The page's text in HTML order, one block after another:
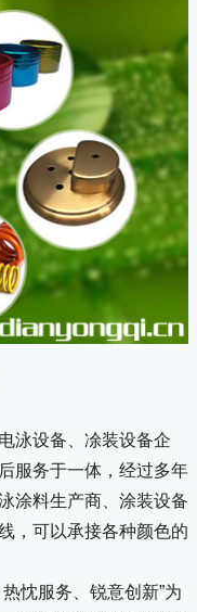
泳设备、凃装设备企
服务于一体，经过多年
涂料生产商、涂装设备
，可以承接各种颜色的
忱服务、锐意创新”为